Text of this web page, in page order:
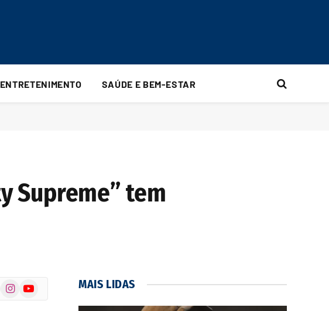
ENTRETENIMENTO SAÚDE E BEM-ESTAR
Supreme” tem
InstagramYouTube MAIS LIDAS